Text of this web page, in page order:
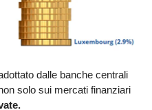
dalle banche centrali
solo sui mercati finanziari